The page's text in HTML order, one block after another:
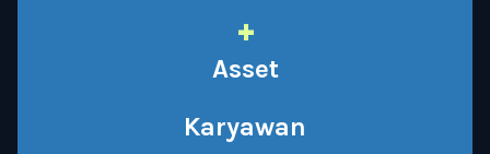
+
Asset
Karyawan